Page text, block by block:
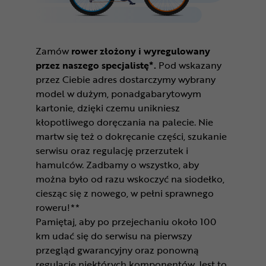
Zamów rower złożony i wyregulowany
przez naszego specjalistę*. Pod wskazany
przez Ciebie adres dostarczymy wybrany
model w dużym, ponadgabarytowym
kartonie, dzięki czemu unikniesz
kłopotliwego doręczania na palecie. Nie
martw się też o dokręcanie części, szukanie
serwisu oraz regulację przerzutek i
hamulców. Zadbamy o wszystko, aby
można było od razu wskoczyć na siodełko,
ciesząc się z nowego, w pełni sprawnego
roweru!**
Pamiętaj, aby po przejechaniu około 100
km udać się do serwisu na pierwszy
przegląd gwarancyjny oraz ponowną